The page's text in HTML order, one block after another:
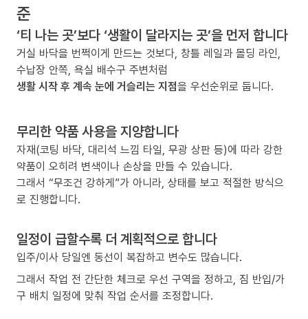
준
‘티 나는 곳’보다 ‘생활이 달라지는 곳’을 먼저 합니다
거실 바닥을 번쩍이게 만드는 것보다, 창틀 레일과 몰딩 라인,
수납장 안쪽, 욕실 배수구 주변처럼
생활 시작 후 계속 눈에 거슬리는 지점을 우선순위로 둡니다.
무리한 약품 사용을 지양합니다
자재(코팅 바닥, 대리석 느낌 타일, 무광 상판 등)에 따라 강한
약품이 오히려 변색이나 손상을 만들 수 있습니다.
그래서 “무조건 강하게”가 아니라, 상태를 보고 적절한 방식으
로 진행합니다.
일정이 급할수록 더 계획적으로 합니다
입주/이사 당일엔 동선이 복잡하고 변수도 많습니다.
그래서 작업 전 간단한 체크로 우선 구역을 정하고, 짐 반입/가
구 배치 일정에 맞춰 작업 순서를 조정합니다.